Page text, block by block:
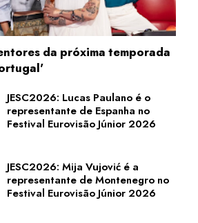
da próxima temporada
JESC2026: Lucas Paulano é o
representante de Espanha no
Festival Eurovisão Júnior 2026
JESC2026: Mija Vujović é a
representante de Montenegro no
Festival Eurovisão Júnior 2026